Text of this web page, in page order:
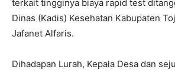
terkait tingginya biaya rapid test
Dinas (Kadis) Kesehatan Kabupaten
Jafanet Alfaris.
Dihadapan Lurah, Kepala Desa dan